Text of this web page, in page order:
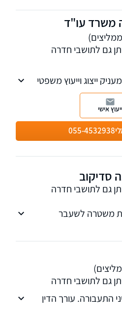
חוקתי (בג"צ) משפט
שוטרים, לוחמי אש,
ומוסד.
משרד עו"ד
גם לתושבי חדרה
ייצוג וייעוץ משפטי
התעבורה ובדיני
כוח מתמשך
055-4532938
ייעוץ אישי
סדיקוב
גם לתושבי חדרה
משטרה לשעבר
גם לתושבי חדרה
התעבורה. עורך הדין